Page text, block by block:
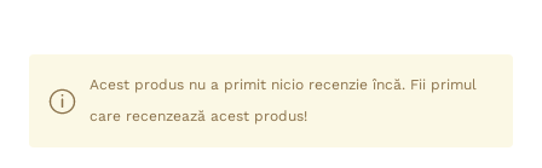
Acest produs nu a primit nicio recenzie încă. Fii primul
care recenzează acest produs!